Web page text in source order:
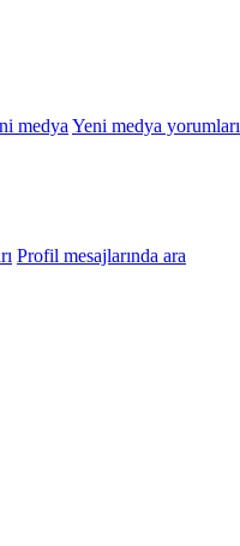
medya Yeni medya yorumları
Profil mesajlarında ara